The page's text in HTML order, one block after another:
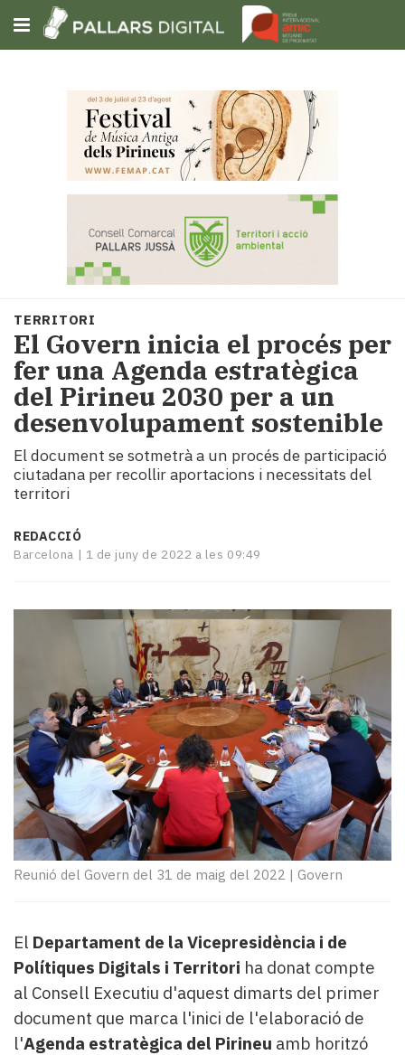
Subscriu-t'hi
Portada
Societat
Política
i
municipis
Economia
i
Cultura
Esports
Mai
TV
i
El
Entrevistes
Enquestes
A
escena!
Dis
la
teva!
Subscriptors
La
newsletter
del
patrocinat
Lo
llegit...
Editorial
TERRITORI
El Govern inicia el procés per
fer una Agenda estratègica
del Pirineu 2030 per a un
desenvolupament sostenible
El document se sotmetrà a un procés de participació
ciutadana per recollir aportacions i necessitats del
territori
REDACCIÓ
Barcelona | 1 de juny de 2022 a les 09:49
Reunió del Govern del 31 de maig del 2022 | Govern
El Departament de la Vicepresidència i de
Polítiques Digitals i Territori ha donat compte
al Consell Executiu d'aquest dimarts del primer
document que marca l'inici de l'elaboració de
l'Agenda estratègica del Pirineu amb horitzó